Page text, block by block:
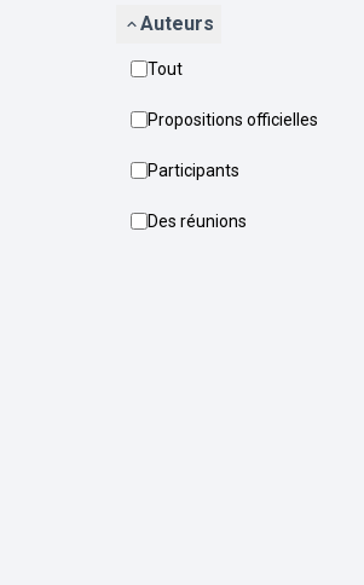
Auteurs
Tout
Propositions officielles
Participants
Des réunions